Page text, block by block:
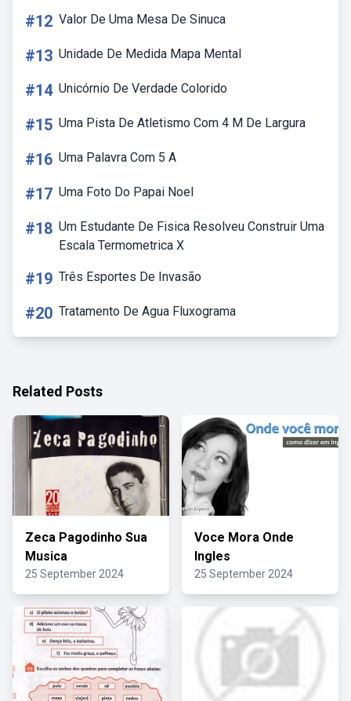
#12 Valor De Uma Mesa De Sinuca
#13 Unidade De Medida Mapa Mental
#14 Unicórnio De Verdade Colorido
#15 Uma Pista De Atletismo Com 4 M De Largura
#16 Uma Palavra Com 5 A
#17 Uma Foto Do Papai Noel
#18 Um Estudante De Fisica Resolveu Construir Uma
Escala Termometrica X
#19 Três Esportes De Invasão
#20 Tratamento De Agua Fluxograma
Related Posts
Zeca Pagodinho Sua
Musica
25 September 2024
Voce Mora Onde
Ingles
25 September 2024